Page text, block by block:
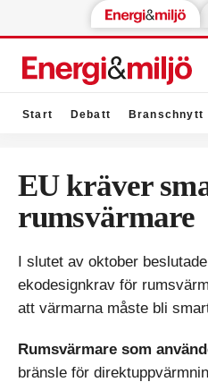
Start Debatt Branschnytt
EU kräver
rumsvärmare
I slutet av oktober
ekodesignkrav för
att värmarna måste bli
Rumsvärmare som
bränsle för